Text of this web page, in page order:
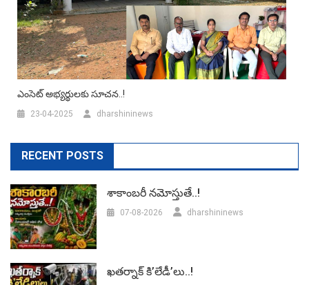
ఎంసెట్ అభ్యర్థులకు సూచన..!
23-04-2025 dharshininews
RECENT POSTS
శాకాంబరీ నమోస్తుతే..!
07-08-2026 dharshininews
ఖతర్నాక్ కి’లేడీ’లు..!